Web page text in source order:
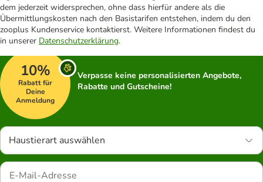
dem jederzeit widersprechen, ohne dass hierfür andere als die
Übermittlungskosten nach den Basistarifen entstehen, indem du den
zooplus Kundenservice kontaktierst. Weitere Informationen findest du
in unserer Datenschutzerklärung.
10%
Rabatt für
Deine
Anmeldung
Verpasse keine personalisierten Angebote,
Rabatte und Gutscheine!
Haustierart auswählen